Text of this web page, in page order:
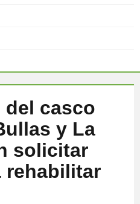
casco
y La
solicitar
rehabilitar